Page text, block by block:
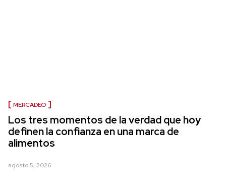
MERCADEO
Los tres momentos de la verdad que hoy
definen la confianza en una marca de
alimentos
agosto 5, 2026